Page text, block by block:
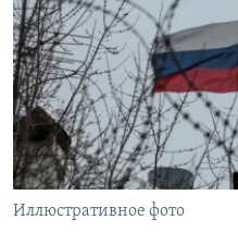
РАСПИСАНИЕ ВЕЩАНИЯ
ПОДПИШИТЕСЬ НА
СОЦИАЛЬНЫЕ СЕТИ
Иллюстративное фото